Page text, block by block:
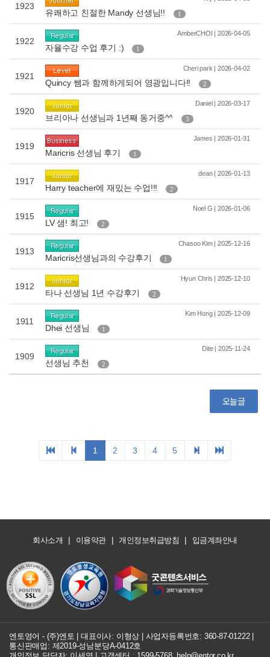
회사소개 | 이용약관 | 개인정보취급방침 | 입금계좌안내
엔토영어 - (주)엔토 | 대표이사: 이형상 | 사업자등록번호: 360-87-01222|
통신판매업: 제2019-성남분당A-0412호